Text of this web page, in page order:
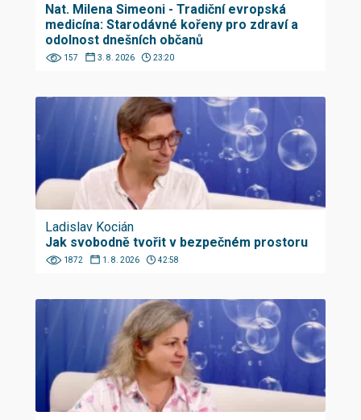
Nat. Milena Simeoni - Tradiční evropská
medicína: Starodávné kořeny pro zdraví a
odolnost dnešních občanů
157 3. 8. 2026 23:20
Ladislav Kocián
Jak svobodně tvořit v bezpečném prostoru
1872 1. 8. 2026 42:58